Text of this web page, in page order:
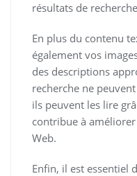
résultats de
En plus du contenu
également vos
des descriptions
recherche ne
ils peuvent les lire
contribue à
Web.
Enfin, il est essentiel